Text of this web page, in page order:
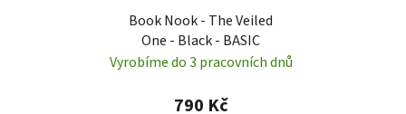
Book Nook - The Veiled
One - Black - BASIC
Vyrobíme do 3 pracovních dnů
790 Kč